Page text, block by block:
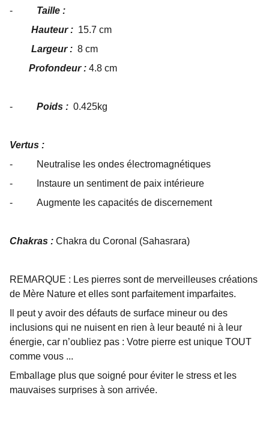
- Taille :
Hauteur : 15.7 cm
Largeur : 8 cm
Profondeur : 4.8 cm
- Poids : 0.425kg
Vertus :
- Neutralise les ondes électromagnétiques
- Instaure un sentiment de paix intérieure
- Augmente les capacités de discernement
Chakras : Chakra du Coronal (Sahasrara)
REMARQUE : Les pierres sont de merveilleuses créations
de Mère Nature et elles sont parfaitement imparfaites.
Il peut y avoir des défauts de surface mineur ou des
inclusions qui ne nuisent en rien à leur beauté ni à leur
énergie, car n’oubliez pas : Votre pierre est unique TOUT
comme vous ...
Emballage plus que soigné pour éviter le stress et les
mauvaises surprises à son arrivée.